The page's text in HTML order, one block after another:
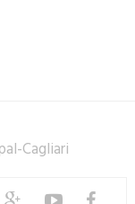
Cagliari